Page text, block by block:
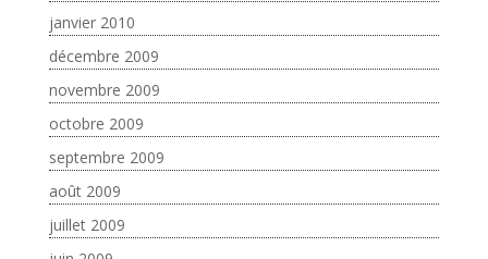
janvier 2010
décembre 2009
novembre 2009
octobre 2009
septembre 2009
août 2009
juillet 2009